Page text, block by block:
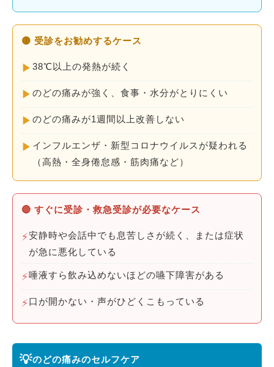
🟡 受診をお勧めするケース
▶ 38℃以上の発熱が続く
▶ のどの痛みが強く、食事・水分がとりにくい
▶ のどの痛みが1週間以上改善しない
▶ インフルエンザ・新型コロナウイルスが疑われる
（高熱・全身倦怠感・筋肉痛など）
🔴 すぐに受診・救急受診が必要なケース
⚡安静時や会話中でも息苦しさが続く、または症状
が急に悪化している
⚡唾液すら飲み込めないほどの嚥下障害がある
⚡口が開かない・声がひどくこもっている
💡のどの痛みのセルフケア